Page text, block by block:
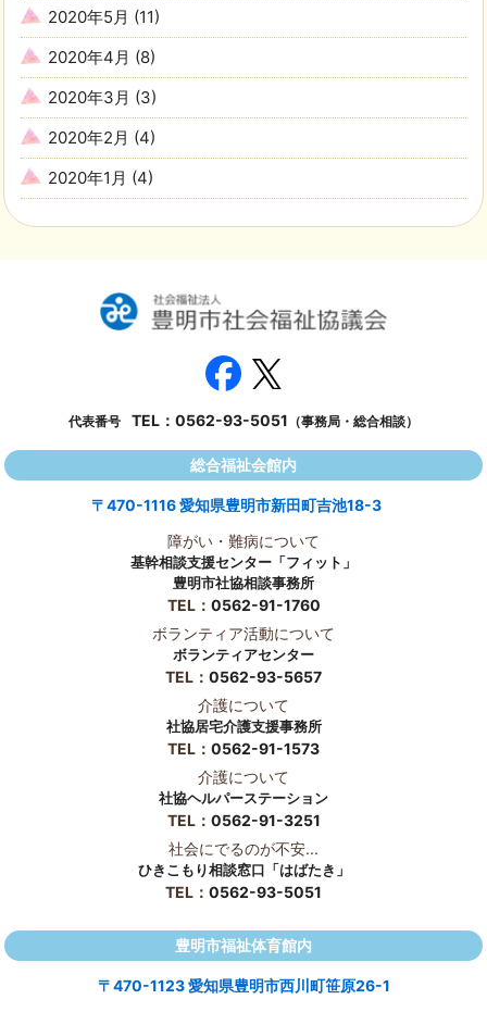
2020年5月 (11)
2020年4月 (8)
2020年3月 (3)
2020年2月 (4)
2020年1月 (4)
代表番号 TEL： 0562-93-5051 （事務局・総合相談）
総合福祉会館内
〒470-1116 愛知県豊明市新田町吉池18-3
障がい・難病について
基幹相談支援センター「フィット」
豊明市社協相談事務所
TEL： 0562-91-1760
ボランティア活動について
ボランティアセンター
TEL： 0562-93-5657
介護について
社協居宅介護支援事務所
TEL： 0562-91-1573
介護について
社協ヘルパーステーション
TEL： 0562-91-3251
社会にでるのが不安...
ひきこもり相談窓口「はばたき」
TEL： 0562-93-5051
豊明市福祉体育館内
〒470-1123 愛知県豊明市西川町笹原26-1